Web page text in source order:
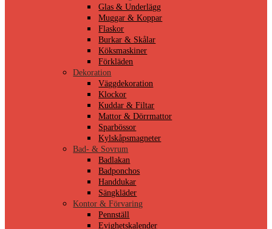
Glas & Underlägg
Muggar & Koppar
Flaskor
Burkar & Skålar
Köksmaskiner
Förkläden
Dekoration
Väggdekoration
Klockor
Kuddar & Filtar
Mattor & Dörrmattor
Sparbössor
Kylskåpsmagneter
Bad- & Sovrum
Badlakan
Badponchos
Handdukar
Sängkläder
Kontor & Förvaring
Pennställ
Evighetskalender